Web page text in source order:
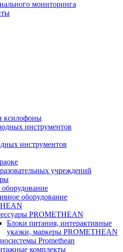
мониторинга
ксилофоны
инструментов
инструментов
учреждений
оборудование
PROMETHEAN
Блоки питания, интерактивные
указки, маркеры PROMETHEAN
Promethean
комплекты